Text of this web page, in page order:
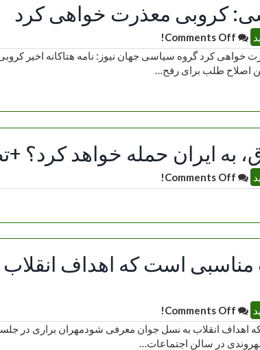
کروبی معذرت خواهی کرد
کرد گروه سیاسی جهان نیوز: نامه هتاکانه اخیر
اصلاح طلب برای رفح…
به ایران حمله خواهد کرد؟
است که اهداف
انقلاب به نسل جوان معرفی شودمهران براری در
در سالن اجتماعات…